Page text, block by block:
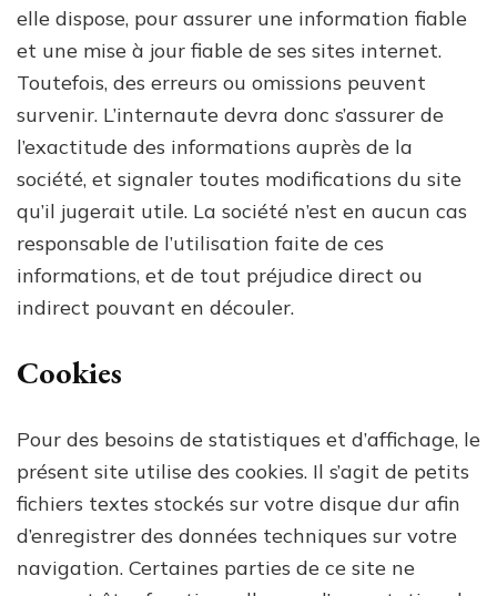
elle dispose, pour assurer une information fiable
et une mise à jour fiable de ses sites internet.
Toutefois, des erreurs ou omissions peuvent
survenir. L’internaute devra donc s’assurer de
l’exactitude des informations auprès de la
société, et signaler toutes modifications du site
qu’il jugerait utile. La société n’est en aucun cas
responsable de l’utilisation faite de ces
informations, et de tout préjudice direct ou
indirect pouvant en découler.
Cookies
Pour des besoins de statistiques et d’affichage, le
présent site utilise des cookies. Il s’agit de petits
fichiers textes stockés sur votre disque dur afin
d’enregistrer des données techniques sur votre
navigation. Certaines parties de ce site ne